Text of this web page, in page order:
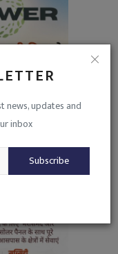
news, updates and
inbox
Subscribe